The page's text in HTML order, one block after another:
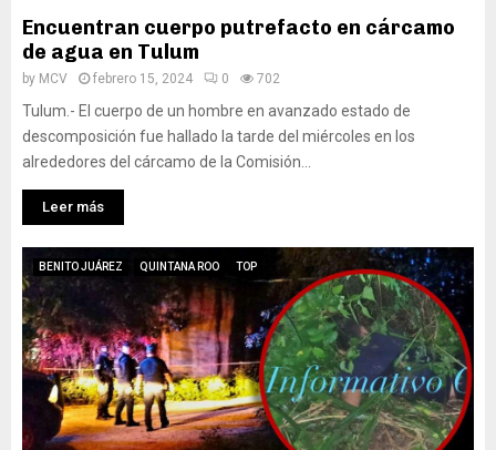
Encuentran cuerpo putrefacto en cárcamo
de agua en Tulum
by MCV febrero 15, 2024 0 702
Tulum.- El cuerpo de un hombre en avanzado estado de
descomposición fue hallado la tarde del miércoles en los
alrededores del cárcamo de la Comisión...
Leer más
BENITO JUÁREZ QUINTANA ROO TOP